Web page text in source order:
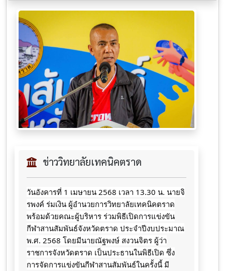
ข่าววิทยาลัยเทคนิคตราด
วันอังคารที่ 1 เมษายน 2568 เวลา 13.30 น. นายจิ
รพงค์ ร่มเงิน ผู้อำนวยการวิทยาลัยเทคนิคตราด
พร้อมด้วยคณะผู้บริหาร ร่วมพิธีเปิดการแข่งขัน
กีฬาสานสัมพันธ์จังหวัดตราด ประจำปีงบประมาณ
พ.ศ. 2568 โดยมีนายณัฐพงษ์ สงวนจิตร ผู้ว่า
ราชการจังหวัดตราด เป็นประธานในพิธีเปิด ซึ่ง
การจัดการแข่งขันกีฬาสานสัมพันธ์ในครั้งนี้ มี